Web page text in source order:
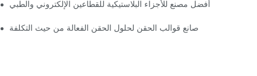
أفضل مصنع للأجزاء البلاستيكية للقطاعين الإلكتروني والطبي
صانع قوالب الحقن لحلول الحقن الفعالة من حيث التكلفة